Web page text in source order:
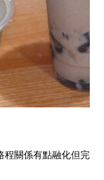
程關係有點融化但完